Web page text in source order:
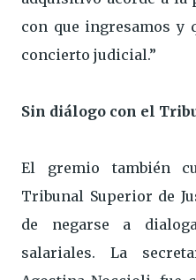
con que ingresamos y
concierto judicial.”
Sin diálogo con el
El gremio también
Tribunal Superior de
de negarse a
salariales. La